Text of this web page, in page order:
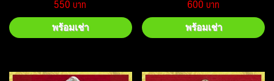
550
พร้อมเช่า
600
พร้อมเช่า